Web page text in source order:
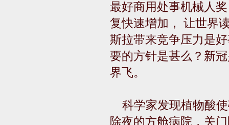
最好商用处事机械人
复快速增加， 让世界
斯拉带来竞争压力是
要的方针是甚么？新
界飞。
科学家发现植物酸
除夜的方舱病院，关